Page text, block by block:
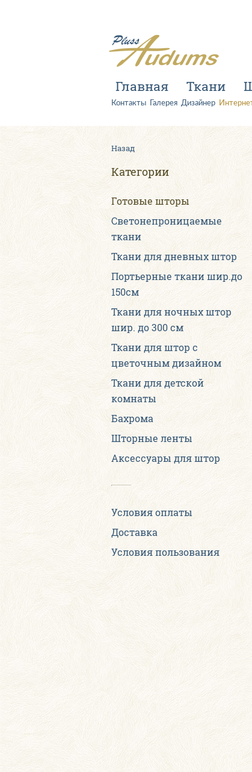
Главная Ткани
Контакты Галерея Дизайнер
Назад
Категории
Готовые шторы
Светонепроницаемые
ткани
Ткани для дневных штор
Портьерные ткани шир.до
150см
Ткани для ночных штор
шир. до 300 см
Ткани для штор с
цветочным дизайном
Ткани для детской
комнаты
Бахрома
Шторные ленты
Аксессуары для штор
Условия оплаты
Доставка
Условия пользования